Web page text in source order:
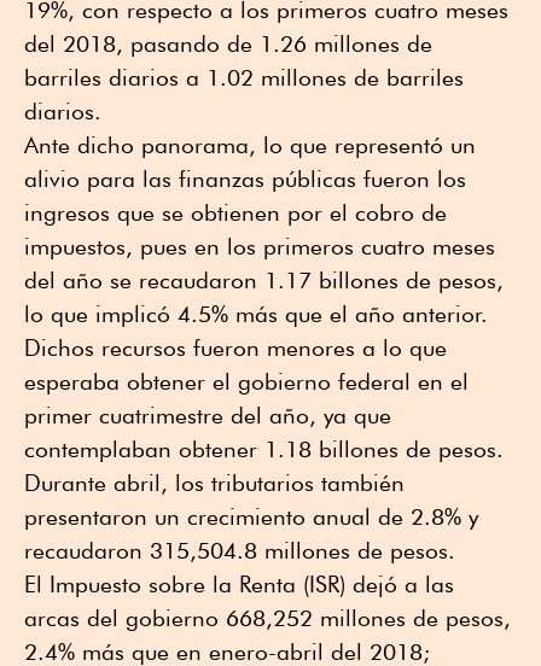
19%, con respecto a los primeros cuatro meses
del 2018, pasando de 1.26 millones de
barriles diarios a 1.02 millones de barriles
diarios.
Ante dicho panorama, lo que representó un
alivio para las finanzas públicas fueron los
ingresos que se obtienen por el cobro de
impuestos, pues en los primeros cuatro meses
del año se recaudaron 1.17 billones de pesos,
lo que implicó 4.5% más que el año anterior.
Dichos recursos fueron menores a lo que
esperaba obtener el gobierno federal en el
primer cuatrimestre del año, ya que
contemplaban obtener 1.18 billones de pesos.
Durante abril, los tributarios también
presentaron un crecimiento anual de 2.8% y
recaudaron 315,504.8 millones de pesos.
El Impuesto sobre la Renta (ISR) dejó a las
arcas del gobierno 668,252 millones de pesos,
2.4% más que en enero-abril del 2018;